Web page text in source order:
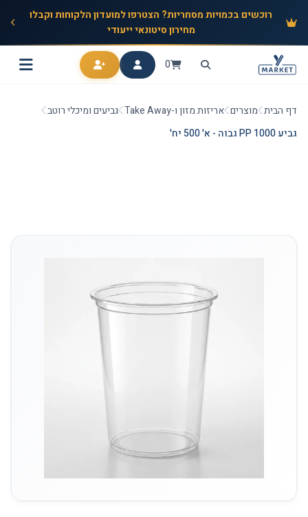
רוכשים בכמויות מסחריות? הצטרפו למועדון הלקוחות וקבלו
מחירון סיטונאי ייעודי
0
דף הבית מוצרים אריזות מזון ו-Take Away
גביעים ומיכלי רוטב
גביע 1000 PP גבוה - א' 500 יח'